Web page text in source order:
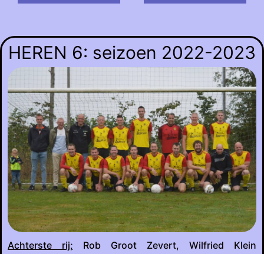
HEREN 6: seizoen 2022-2023
Achterste rij; Rob Groot Zevert, Wilfried Klein